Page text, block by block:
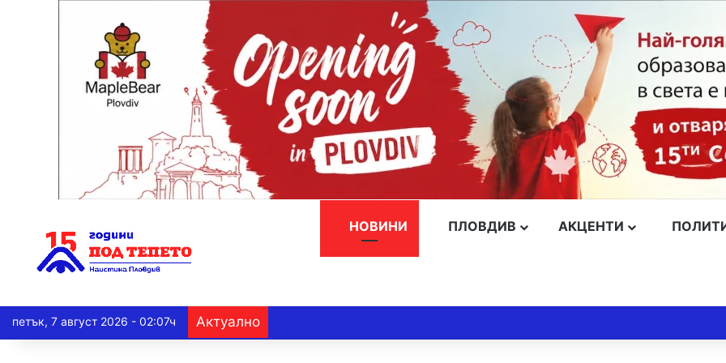
НОВИНИ ПЛОВДИВ АКЦЕНТИ
петък, 7 август 2026 - 02:07ч Актуално